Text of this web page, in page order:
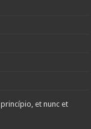
et nunc et